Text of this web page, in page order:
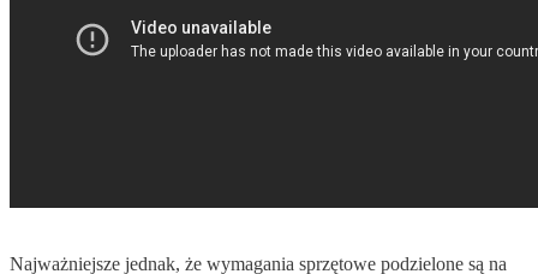
Najważniejsze jednak, że wymagania sprzętowe podzielone są na